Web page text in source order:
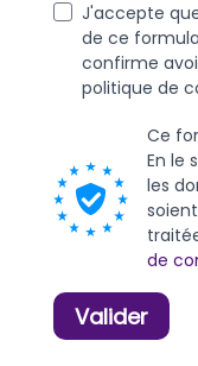
J'accepte
de ce
confirme
politique de
Ce
En le
les
de
Valider